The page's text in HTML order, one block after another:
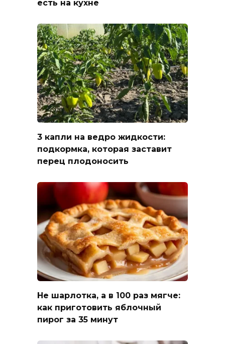
есть на кухне
3 капли на ведро жидкости:
подкормка, которая заставит
перец плодоносить
Не шарлотка, а в 100 раз мягче:
как приготовить яблочный
пирог за 35 минут